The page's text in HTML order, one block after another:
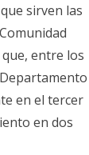
sirven las
entre los
en el tercer
en dos